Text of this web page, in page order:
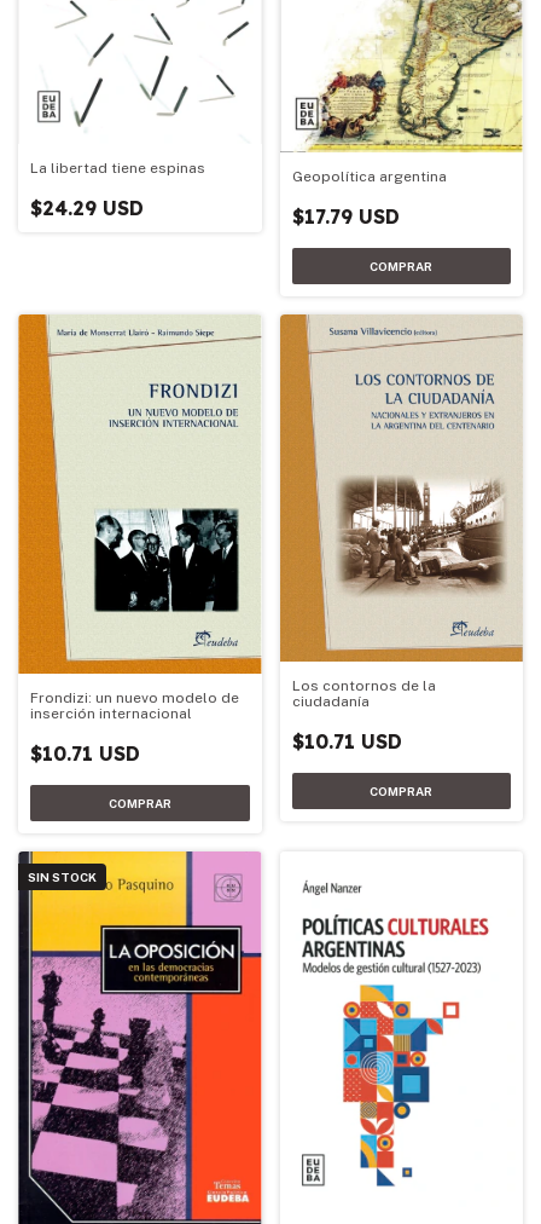
La libertad tiene espinas
$24.29 USD
Geopolítica argentina
$17.79 USD
Frondizi: un nuevo modelo de
inserción internacional
$10.71 USD
Los contornos de la
ciudadanía
$10.71 USD
SIN STOCK